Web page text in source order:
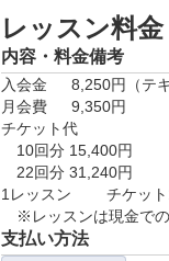
プロセス1：初回
まずは、いまのあ
経験者の場合は、
カルテに記入しま
コースデビューし
プロセス2：ビデ
科学の目であなた
あなたのスイング
自分では把握しに
レッスン料金
内容・料金備考
入会金	8,250円（テキスト・カルテ代含む）
月会費	9,350円
チケット代
10回分 15,400円
22回分 31,240円
1レッスン	チケット1枚（ボール代込）
支払い方法